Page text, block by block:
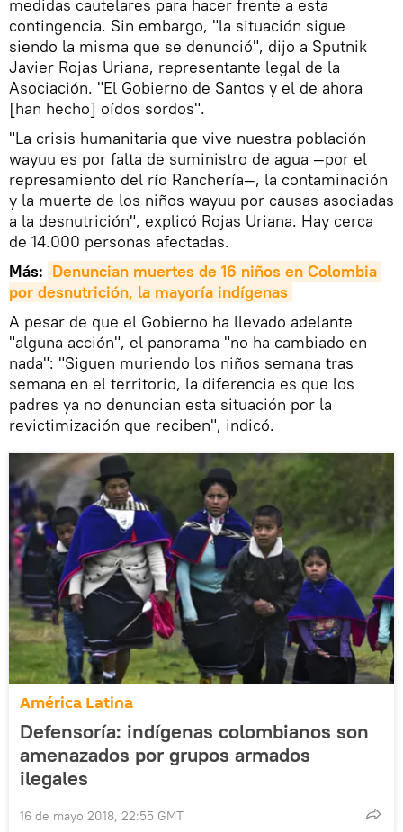
medidas cautelares para hacer frente a esta
contingencia. Sin embargo, "la situación sigue
siendo la misma que se denunció", dijo a Sputnik
Javier Rojas Uriana, representante legal de la
Asociación. "El Gobierno de Santos y el de ahora
[han hecho] oídos sordos".
"La crisis humanitaria que vive nuestra población
wayuu es por falta de suministro de agua —por el
represamiento del río Ranchería—, la contaminación
y la muerte de los niños wayuu por causas asociadas
a la desnutrición", explicó Rojas Uriana. Hay cerca
de 14.000 personas afectadas.
Más: Denuncian muertes de 16 niños en Colombia
por desnutrición, la mayoría indígenas
A pesar de que el Gobierno ha llevado adelante
"alguna acción", el panorama "no ha cambiado en
nada": "Siguen muriendo los niños semana tras
semana en el territorio, la diferencia es que los
padres ya no denuncian esta situación por la
revictimización que reciben", indicó.
América Latina
Defensoría: indígenas colombianos son
amenazados por grupos armados
ilegales
16 de mayo 2018, 22:55 GMT